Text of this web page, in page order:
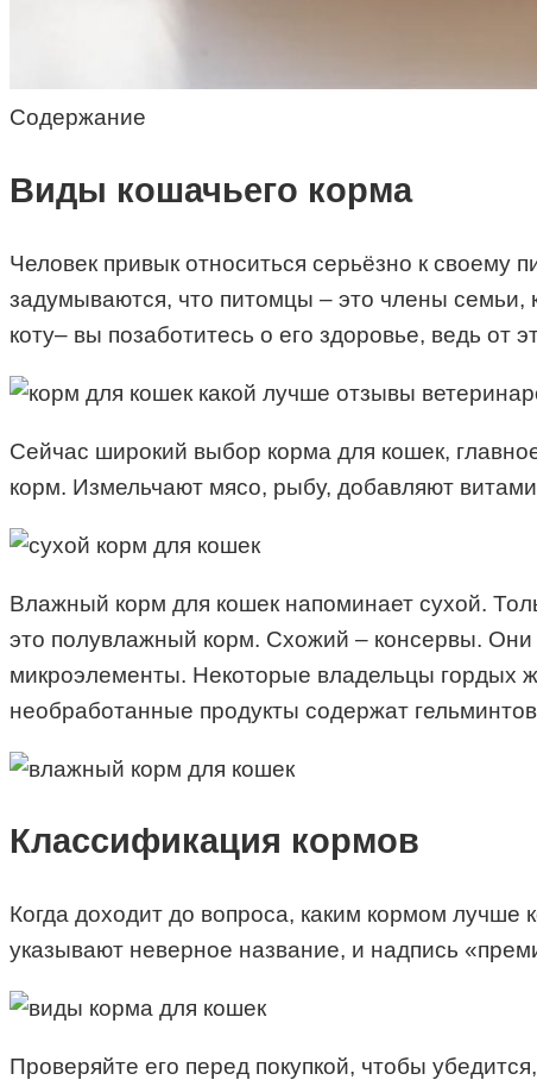
Содержание
Виды кошачьего корма
Человек привык относиться серьёзно к своему
задумываются, что питомцы – это члены
коту– вы позаботитесь о его здоровье, ведь от
Сейчас широкий выбор корма для кошек,
корм. Измельчают мясо, рыбу, добавляют
Влажный корм для кошек напоминает сухой.
это полувлажный корм. Схожий – консервы.
микроэлементы. Некоторые владельцы гордых
необработанные продукты содержат
Классификация кормов
Когда доходит до вопроса, каким кормом лучше
указывают неверное название, и надпись
Проверяйте его перед покупкой, чтобы